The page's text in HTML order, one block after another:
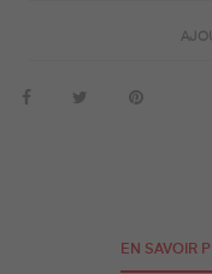
EN SAVOIR